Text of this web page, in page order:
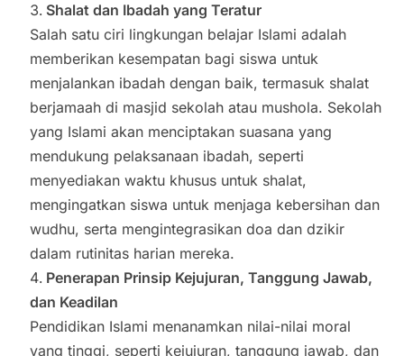
Shalat dan Ibadah yang Teratur
Salah satu ciri lingkungan belajar Islami adalah
memberikan kesempatan bagi siswa untuk
menjalankan ibadah dengan baik, termasuk shalat
berjamaah di masjid sekolah atau mushola. Sekolah
yang Islami akan menciptakan suasana yang
mendukung pelaksanaan ibadah, seperti
menyediakan waktu khusus untuk shalat,
mengingatkan siswa untuk menjaga kebersihan dan
wudhu, serta mengintegrasikan doa dan dzikir
dalam rutinitas harian mereka.
Penerapan Prinsip Kejujuran, Tanggung Jawab,
dan Keadilan
Pendidikan Islami menanamkan nilai-nilai moral
yang tinggi, seperti kejujuran, tanggung jawab, dan